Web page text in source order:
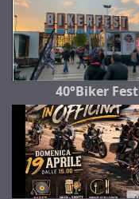
40°Biker Fest